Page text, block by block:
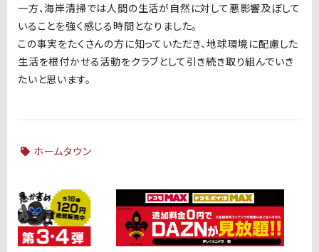
一方、海岸清掃では人間の生活が自然に対して悪影響及ぼして
いることを強く感じる時間となりました。
この事実をたくさんの方に知っていただき、地球環境に配慮した
生活を根付かせる活動をクラブとして引き続き取り組んでいき
たいと思います。
ホームタウン